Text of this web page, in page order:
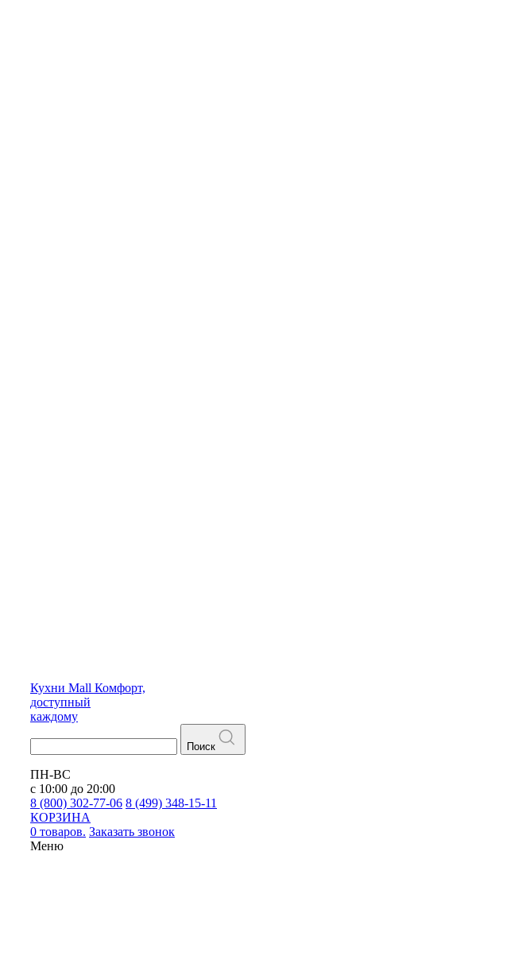
Кухни Mall Комфорт,
доступный
каждому
Поиск
ПН-ВС
с 10:00 до 20:00
8 (800) 302-77-06 8 (499) 348-15-11
КОРЗИНА
0 товаров. Заказать звонок
Меню